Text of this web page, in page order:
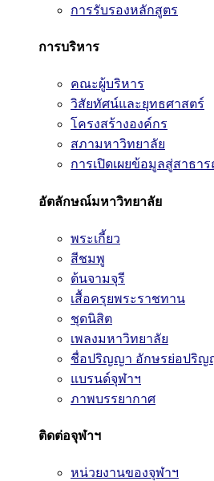
การรับรองหลักสูตร
การบริหาร
คณะผู้บริหาร
วิสัยทัศน์และยุทธศาสตร์
โครงสร้างองค์กร
สภามหาวิทยาลัย
การเปิดเผยข้อมูลสู่สาธา
อัตลักษณ์มหาวิทยาลัย
พระเกี้ยว
สีชมพู
ต้นจามจุรี
เสื้อครุยพระราชทาน
ชุดนิสิต
เพลงมหาวิทยาลัย
ชื่อปริญญา อักษรย่อปริญ
แบรนด์จุฬาฯ
ภาพบรรยากาศ
ติดต่อจุฬาฯ
หน่วยงานของจุฬาฯ